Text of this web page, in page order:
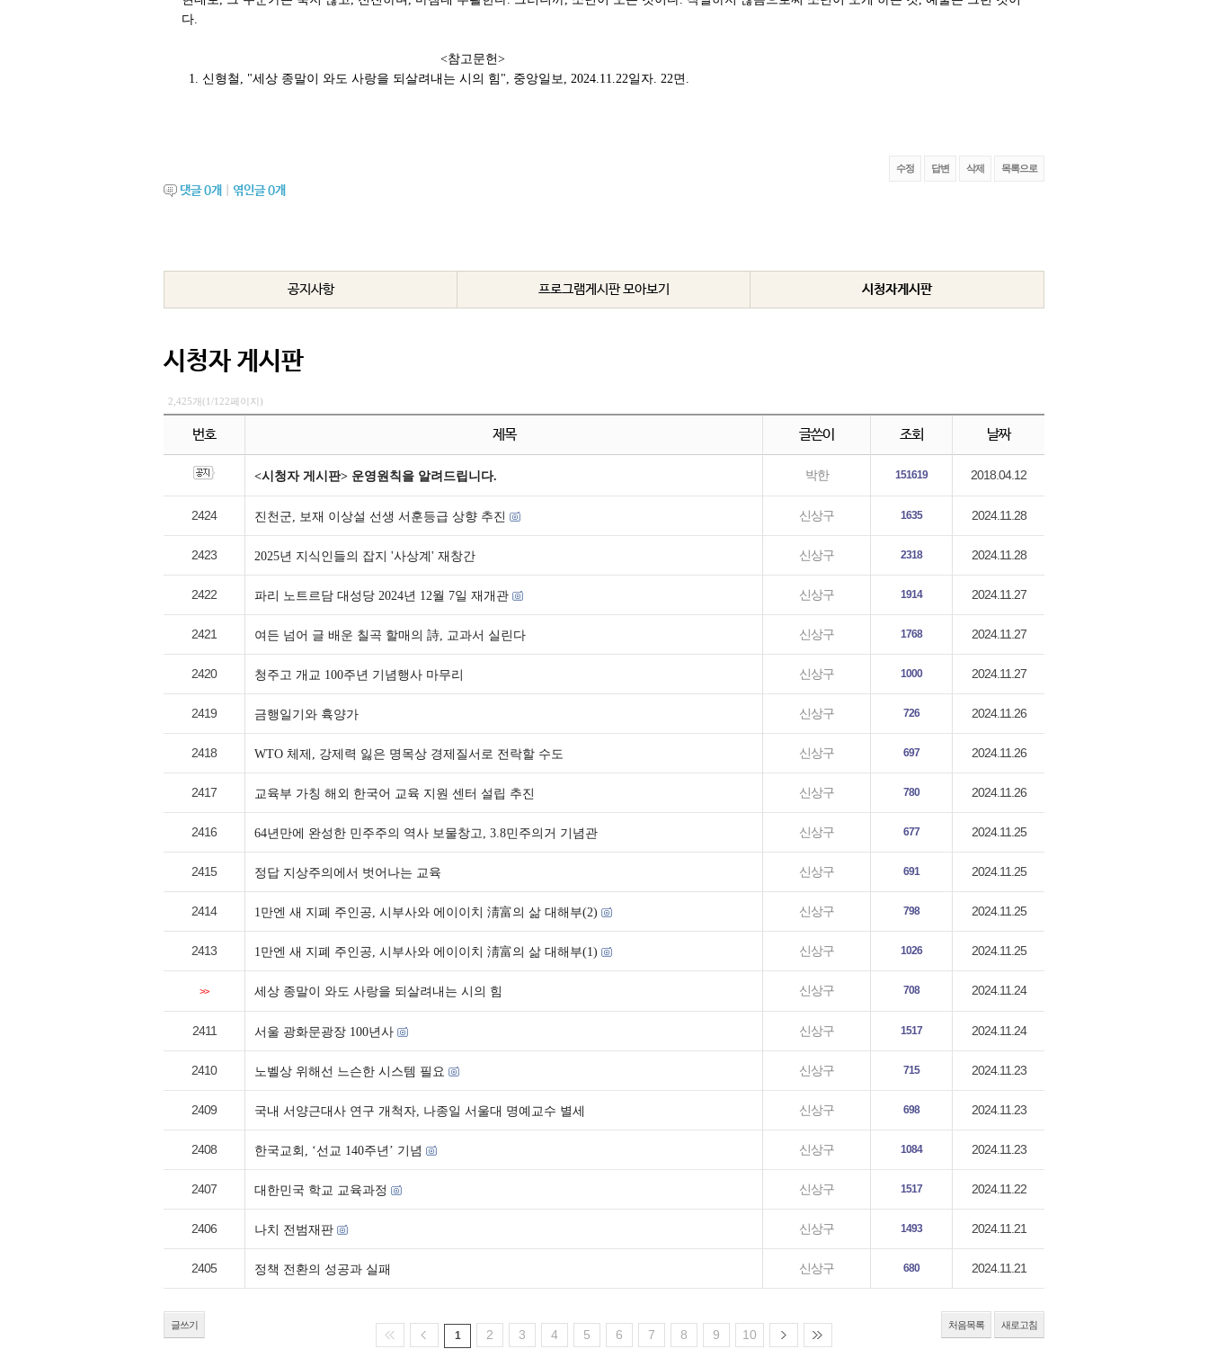
다.
<참고문헌>
1. 신형철, "세상 종말이 와도 사랑을 되살려내는 시의 힘", 중앙일보, 2024.11.22일자. 22면.
수정 답변 삭제 목록으로
댓글0개 엮인글0개
공지사항 프로그램게시판 모아보기 시청자게시판
시청자 게시판
2,425개(1/122페이지)
번호 제목 글쓴이 조회 날짜
<시청자 게시판> 운영원칙을 알려드립니다. 박한 151619 2018.04.12
2424 진천군, 보재 이상설 선생 서훈등급 상향 추진 신상구 1635 2024.11.28
2423 2025년 지식인들의 잡지 '사상계' 재창간 신상구 2318 2024.11.28
2422 파리 노트르담 대성당 2024년 12월 7일 재개관 신상구 1914 2024.11.27
2421 여든 넘어 글 배운 칠곡 할매의 詩, 교과서 실린다 신상구 1768 2024.11.27
2420 청주고 개교 100주년 기념행사 마무리 신상구 1000 2024.11.27
2419 금행일기와 휵양가 신상구 726 2024.11.26
2418 WTO 체제, 강제력 잃은 명목상 경제질서로 전락할 수도 신상구 697 2024.11.26
2417 교육부 가칭 해외 한국어 교육 지원 센터 설립 추진 신상구 780 2024.11.26
2416 64년만에 완성한 민주주의 역사 보물창고, 3.8민주의거 기념관 신상구 677 2024.11.25
2415 정답 지상주의에서 벗어나는 교육 신상구 691 2024.11.25
2414 1만엔 새 지폐 주인공, 시부사와 에이이치 淸富의 삶 대해부(2) 신상구 798 2024.11.25
2413 1만엔 새 지폐 주인공, 시부사와 에이이치 淸富의 삶 대해부(1) 신상구 1026 2024.11.25
>> 세상 종말이 와도 사랑을 되살려내는 시의 힘 신상구 708 2024.11.24
2411 서울 광화문광장 100년사 신상구 1517 2024.11.24
2410 노벨상 위해선 느슨한 시스템 필요 신상구 715 2024.11.23
2409 국내 서양근대사 연구 개척자, 나종일 서울대 명예교수 별세 신상구 698 2024.11.23
2408 한국교회, ‘선교 140주년’ 기념 신상구 1084 2024.11.23
2407 대한민국 학교 교육과정 신상구 1517 2024.11.22
2406 나치 전범재판 신상구 1493 2024.11.21
2405 정책 전환의 성공과 실패 신상구 680 2024.11.21
글쓰기 처음목록 새로고침
1 2 3 4 5 6 7 8 9 10